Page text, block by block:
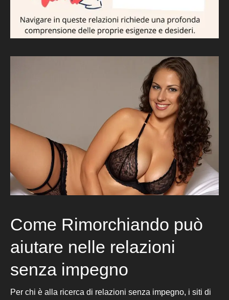
Come Rimorchiando può
aiutare nelle relazioni
senza impegno
Per chi è alla ricerca di relazioni senza impegno, i siti di